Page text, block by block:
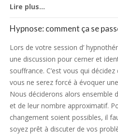
Lire plus…
Hypnose: comment ça se
Lors de votre session d’
une discussion pour cerner et
souffrance. C’est vous qui
vous ne serez forcé à évoquer
Nous déciderons alors ensemble
et de leur nombre approximatif.
changement soient possibles, il
soyez prêt à discuter de vos